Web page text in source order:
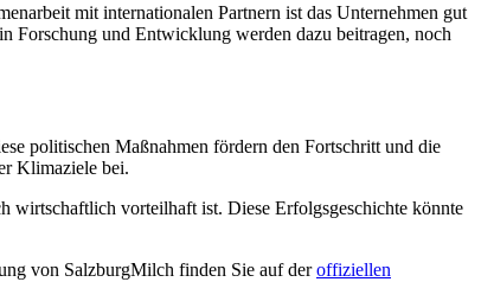
mit internationalen Partnern ist das Unternehmen gut
Forschung und Entwicklung werden dazu beitragen, noch
politischen Maßnahmen fördern den Fortschritt und die
Klimaziele bei.
wirtschaftlich vorteilhaft ist. Diese Erfolgsgeschichte könnte
von SalzburgMilch finden Sie auf deroffiziellen